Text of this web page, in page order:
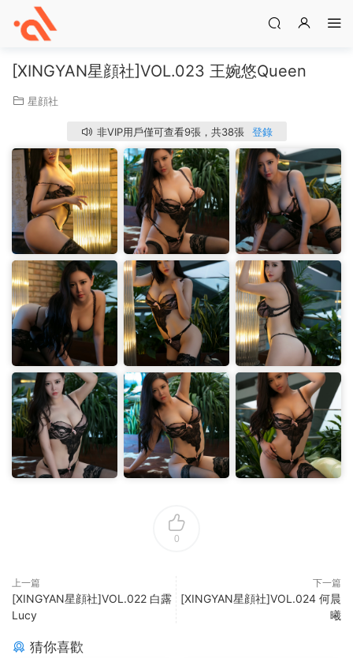
[XINGYAN星顔社]VOL.023 王婉悠Queen
星顔社
非VIP用戶僅可查看9張，共38張 登錄
0
上一篇
[XINGYAN星顔社]VOL.022 白露
Lucy
下一篇
[XINGYAN星顔社]VOL.024 何晨
曦
猜你喜歡